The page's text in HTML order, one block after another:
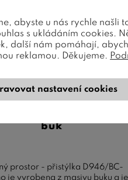
2 barvy
prostor - přistýlka
buk
prostor - přistýlka D946/BC-
je vyrobena z masivu buku a je
abyste u nás rychle našli
s ukládáním cookies.
další nám pomáhají,
reklamou. Děkujeme.
nastavení cookies